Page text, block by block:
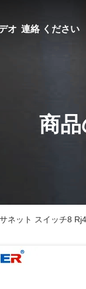
オ 連絡 ください
商品
ネット スイッチ8